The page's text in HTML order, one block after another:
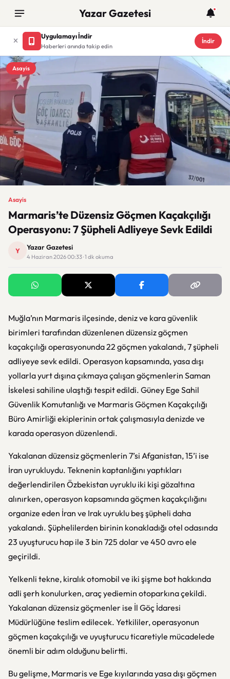
Yazar Gazetesi
Uygulamayı İndir
Haberleri anında takip edin
İndir
Asayis
Asayis
Marmaris’te Düzensiz Göçmen Kaçakçılığı
Operasyonu: 7 Şüpheli Adliyeye Sevk Edildi
Y Yazar Gazetesi
4 Haziran 2026 00:33 · 1 dk okuma
Muğla’nın Marmaris ilçesinde, deniz ve kara güvenlik
birimleri tarafından düzenlenen düzensiz göçmen
kaçakçılığı operasyonunda 22 göçmen yakalandı, 7 şüpheli
adliyeye sevk edildi. Operasyon kapsamında, yasa dışı
yollarla yurt dışına çıkmaya çalışan göçmenlerin Saman
İskelesi sahiline ulaştığı tespit edildi. Güney Ege Sahil
Güvenlik Komutanlığı ve Marmaris Göçmen Kaçakçılığı
Büro Amirliği ekiplerinin ortak çalışmasıyla denizde ve
karada operasyon düzenlendi.
Yakalanan düzensiz göçmenlerin 7’si Afganistan, 15’i ise
İran uyrukluydu. Teknenin kaptanlığını yaptıkları
değerlendirilen Özbekistan uyruklu iki kişi gözaltına
alınırken, operasyon kapsamında göçmen kaçakçılığını
organize eden İran ve Irak uyruklu beş şüpheli daha
yakalandı. Şüphelilerden birinin konakladığı otel odasında
23 uyuşturucu hap ile 3 bin 725 dolar ve 450 avro ele
geçirildi.
Yelkenli tekne, kiralık otomobil ve iki şişme bot hakkında
adli şerh konulurken, araç yediemin otoparkına çekildi.
Yakalanan düzensiz göçmenler ise İl Göç İdaresi
Müdürlüğüne teslim edilecek. Yetkililer, operasyonun
göçmen kaçakçılığı ve uyuşturucu ticaretiyle mücadelede
önemli bir adım olduğunu belirtti.
Bu gelişme, Marmaris ve Ege kıyılarında yasa dışı göçmen